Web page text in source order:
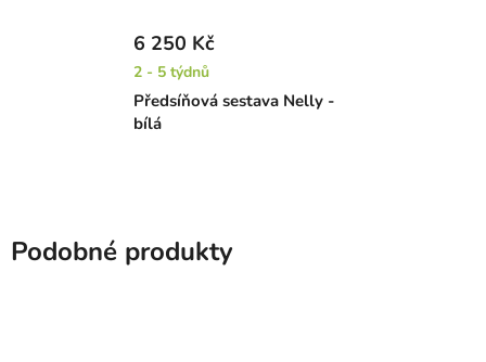
Předsíňová sestava Nelly -
bílá
6 250 Kč
2 - 5 týdnů
Podobné produkty